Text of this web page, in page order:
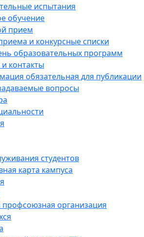
испытания
обучение
прием
и конкурсные списки
образовательных программ
контакты
обязательная для публикации
вопросы
студентов
карта кампуса
организация